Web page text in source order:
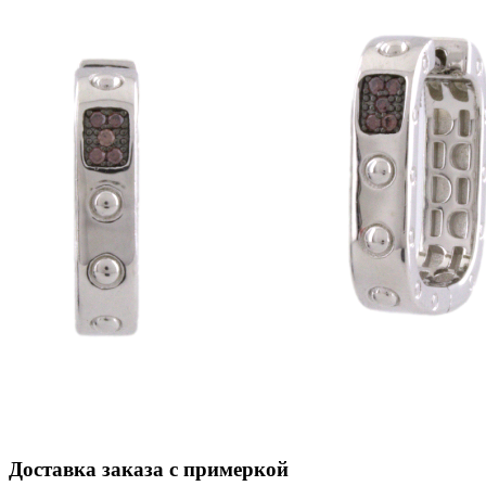
Доставка заказа с примеркой